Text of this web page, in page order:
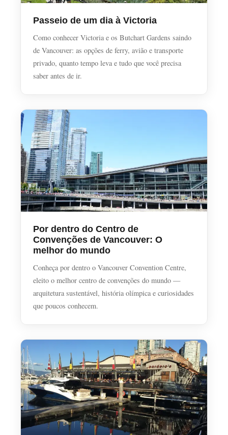
Passeio de um dia à Victoria
Como conhecer Victoria e os Butchart Gardens saindo
de Vancouver: as opções de ferry, avião e transporte
privado, quanto tempo leva e tudo que você precisa
saber antes de ir.
Por dentro do Centro de
Convenções de Vancouver: O
melhor do mundo
Conheça por dentro o Vancouver Convention Centre,
eleito o melhor centro de convenções do mundo —
arquitetura sustentável, história olímpica e curiosidades
que poucos conhecem.